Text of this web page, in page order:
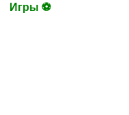
Игры ⚽